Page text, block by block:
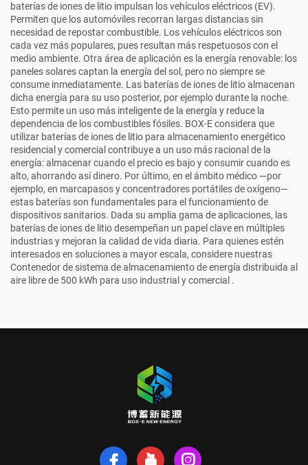
baterías de iones de litio impulsan los vehículos eléctricos (EV).
Permiten que los automóviles recorran largas distancias sin
necesidad de repostar combustible. Los vehículos eléctricos son
cada vez más populares, pues resultan más respetuosos con el
medio ambiente. Otra área de aplicación es la energía renovable: los
paneles solares captan la energía del sol, pero no siempre se
consume inmediatamente. Las baterías de iones de litio almacenan
dicha energía para su uso posterior, por ejemplo durante la noche.
Esto permite un uso más inteligente de la energía y reduce la
dependencia de los combustibles fósiles. BOX-E considera que
utilizar baterías de iones de litio para almacenamiento energético
residencial y comercial contribuye a un uso más racional de la
energía: almacenar cuando el precio es bajo y consumir cuando es
alto, ahorrando así dinero. Por último, en el ámbito médico —por
ejemplo, en marcapasos y concentradores portátiles de oxígeno—
estas baterías son fundamentales para el funcionamiento de
dispositivos sanitarios. Dada su amplia gama de aplicaciones, las
baterías de iones de litio desempeñan un papel clave en múltiples
industrias y mejoran la calidad de vida diaria. Para quienes estén
interesados en soluciones a mayor escala, considere nuestras
Contenedor de sistema de almacenamiento de energía distribuida al
aire libre de 500 kWh para uso industrial y comercial .